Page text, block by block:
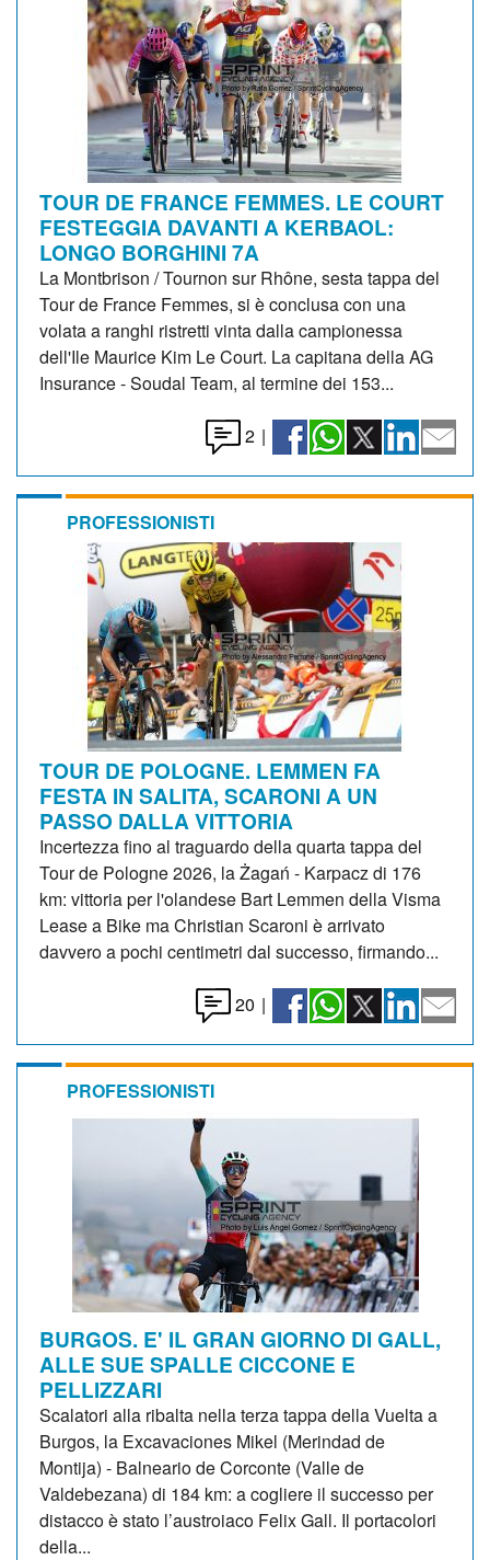
TOUR DE FRANCE FEMMES. LE COURT
FESTEGGIA DAVANTI A KERBAOL:
LONGO BORGHINI 7A
La Montbrison / Tournon sur Rhône, sesta tappa del
Tour de France Femmes, si è conclusa con una
volata a ranghi ristretti vinta dalla campionessa
dell'Ile Maurice Kim Le Court. La capitana della AG
Insurance - Soudal Team, al termine dei 153...
2 |
PROFESSIONISTI
TOUR DE POLOGNE. LEMMEN FA
FESTA IN SALITA, SCARONI A UN
PASSO DALLA VITTORIA
Incertezza fino al traguardo della quarta tappa del
Tour de Pologne 2026, la Żagań - Karpacz di 176
km: vittoria per l'olandese Bart Lemmen della Visma
Lease a Bike ma Christian Scaroni è arrivato
davvero a pochi centimetri dal successo, firmando...
20 |
PROFESSIONISTI
BURGOS. E' IL GRAN GIORNO DI GALL,
ALLE SUE SPALLE CICCONE E
PELLIZZARI
Scalatori alla ribalta nella terza tappa della Vuelta a
Burgos, la Excavaciones Mikel (Merindad de
Montija) - Balneario de Corconte (Valle de
Valdebezana) di 184 km: a cogliere il successo per
distacco è stato l’austroiaco Felix Gall. Il portacolori
della...